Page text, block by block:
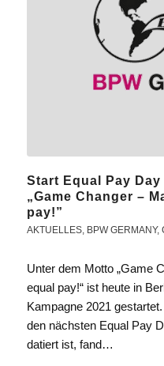
Start Equal Pay Day
„Game Changer –
pay!”
AKTUELLES, BPW GERMANY,
Unter dem Motto „Game
equal pay!“ ist heute in
Kampagne 2021
den nächsten Equal Pay
datiert ist, fand…